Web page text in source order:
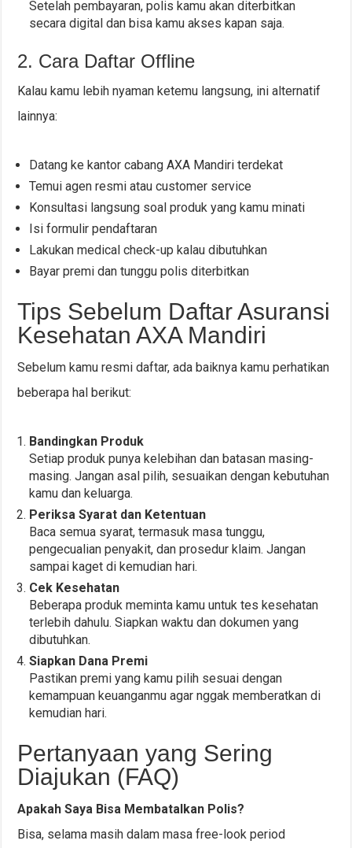
Setelah pembayaran, polis kamu akan diterbitkan
secara digital dan bisa kamu akses kapan saja.
2. Cara Daftar Offline
Kalau kamu lebih nyaman ketemu langsung, ini alternatif
lainnya:
Datang ke kantor cabang AXA Mandiri terdekat
Temui agen resmi atau customer service
Konsultasi langsung soal produk yang kamu minati
Isi formulir pendaftaran
Lakukan medical check-up kalau dibutuhkan
Bayar premi dan tunggu polis diterbitkan
Tips Sebelum Daftar Asuransi
Kesehatan AXA Mandiri
Sebelum kamu resmi daftar, ada baiknya kamu perhatikan
beberapa hal berikut:
Bandingkan Produk
Setiap produk punya kelebihan dan batasan masing-
masing. Jangan asal pilih, sesuaikan dengan kebutuhan
kamu dan keluarga.
Periksa Syarat dan Ketentuan
Baca semua syarat, termasuk masa tunggu,
pengecualian penyakit, dan prosedur klaim. Jangan
sampai kaget di kemudian hari.
Cek Kesehatan
Beberapa produk meminta kamu untuk tes kesehatan
terlebih dahulu. Siapkan waktu dan dokumen yang
dibutuhkan.
Siapkan Dana Premi
Pastikan premi yang kamu pilih sesuai dengan
kemampuan keuanganmu agar nggak memberatkan di
kemudian hari.
Pertanyaan yang Sering
Diajukan (FAQ)
Apakah Saya Bisa Membatalkan Polis?
Bisa, selama masih dalam masa free-look period